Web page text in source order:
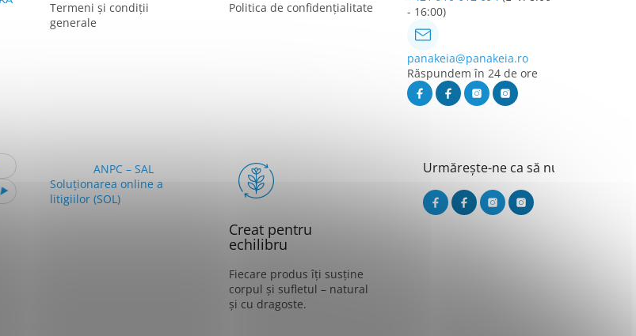
Termeni și condiții
generale
Politica de confidențialitate
- 16:00)
panakeia@panakeia.ro
Răspundem în 24 de ore
ANPC – SAL
Soluționarea online a
litigiilor (SOL)
Creat pentru
echilibru
Fiecare produs îți susține
corpul și sufletul – natural
și cu dragoste.
Urmărește-ne ca să nu ratezi nimic